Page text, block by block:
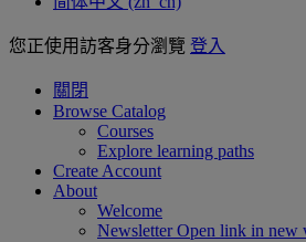
您正使用訪客身分瀏覽 登入
關閉
Browse Catalog
Courses
Explore learning paths
Create Account
About
Welcome
NewsletterOpen link in new